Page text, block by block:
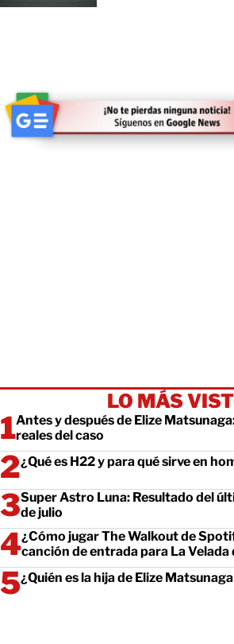
LO MÁS
Antes y después de Elize
reales del caso
¿Qué es H22 y para qué sirve en
Super Astro Luna: Resultado del
de julio
¿Cómo jugar The Walkout de
canción de entrada para La Velada
¿Quién es la hija de Elize